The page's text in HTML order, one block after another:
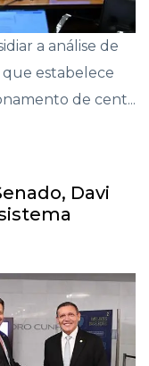
a análise de
estabelece
de cent...
Davi